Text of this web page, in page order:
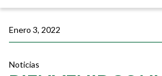
Enero 3, 2022
Noticias